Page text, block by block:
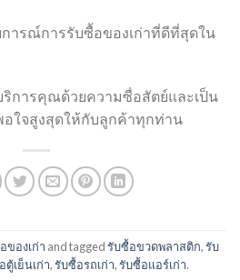
การณ์การรับซื้อของเก่าที่ดีที่สุดใน
การคุณด้วยความซื่อสัตย์และเป็น
อใจสูงสุดให้กับลูกค้าทุกท่าน
ของเก่า and taggedรับซื้อขวดพลาสติก,รับ
ตู้เย็นเก่า,รับซื้อรถเก่า,รับซื้อแอร์เก่า.